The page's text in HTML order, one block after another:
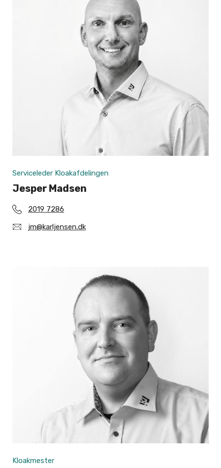
Serviceleder Kloakafdelingen
Jesper Madsen
2019 7286
jm@karljensen.dk
Kloakmester